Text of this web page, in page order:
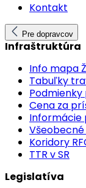
Kontakt
Pre dopravcov
Infraštruktúra
Info mapa
Tabuľky
Podmienky
Cena za
Informácie
Koridory
TTR v SR
Legislatíva